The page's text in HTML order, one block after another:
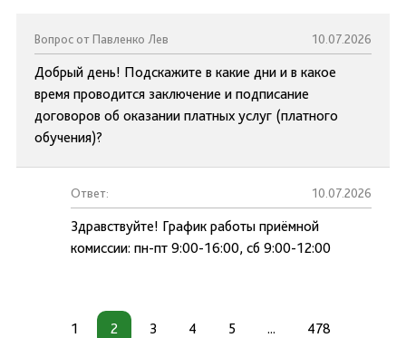
Вопрос от Павленко Лев 10.07.2026
Добрый день! Подскажите в какие дни и в какое
время проводится заключение и подписание
договоров об оказании платных услуг (платного
обучения)?
Ответ: 10.07.2026
Здравствуйте! График работы приёмной
комиссии: пн-пт 9:00-16:00, сб 9:00-12:00
1 2 3 4 5 ... 478